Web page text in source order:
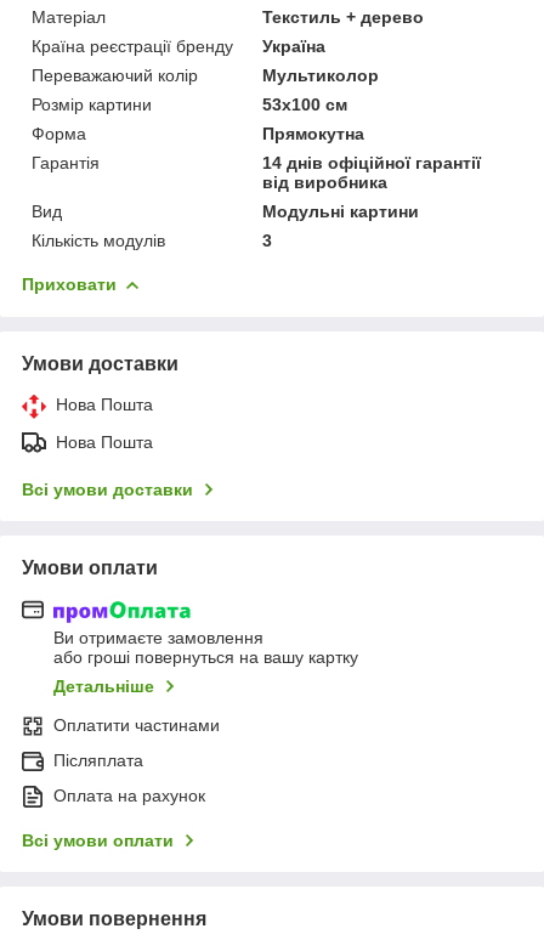
Матеріал
Текстиль + дерево
Країна реєстрації бренду
Україна
Переважаючий колір
Мультиколор
Розмір картини
53х100 см
Форма
Прямокутна
Гарантія
14 днів офіційної гарантії
від виробника
Вид
Модульні картини
Кількість модулів
3
Приховати
Умови доставки
Нова Пошта
Нова Пошта
Всі умови доставки
Умови оплати
Ви отримаєте замовлення
або гроші повернуться на вашу картку
Детальніше
Оплатити частинами
Післяплата
Оплата на рахунок
Всі умови оплати
Умови повернення